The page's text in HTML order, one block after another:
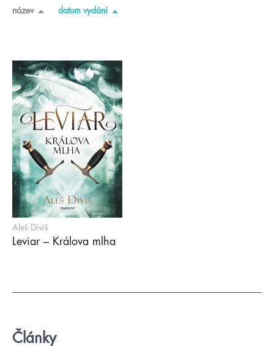
název datum vydání
Aleš Diviš
Leviar – Králova mlha
Články